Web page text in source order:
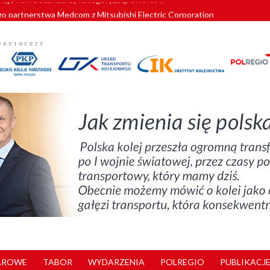
partnerstwa Medcom z Mitsubishi Electric Corporation
znów szuka dostawcy nowych EZT
kolejowych w północnej Wielkopolsce. Łatwiejsze dojazdy do pracy i
nowe standardy kategoryzacji dworców
TABOR WYDARZENIA POLREGIO